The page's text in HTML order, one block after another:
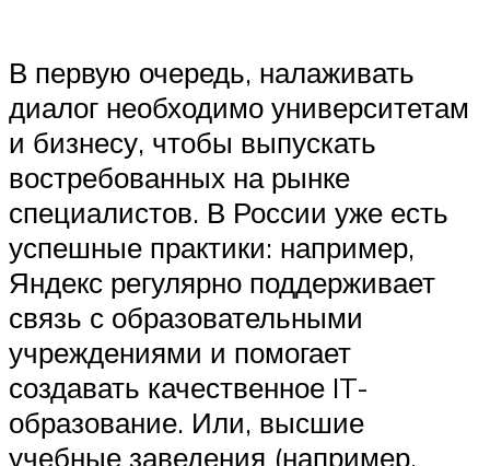
В первую очередь, налаживать
диалог необходимо университетам
и бизнесу, чтобы выпускать
востребованных на рынке
специалистов. В России уже есть
успешные практики: например,
Яндекс регулярно поддерживает
связь с образовательными
учреждениями и помогает
создавать качественное IT-
образование. Или, высшие
учебные заведения (например,